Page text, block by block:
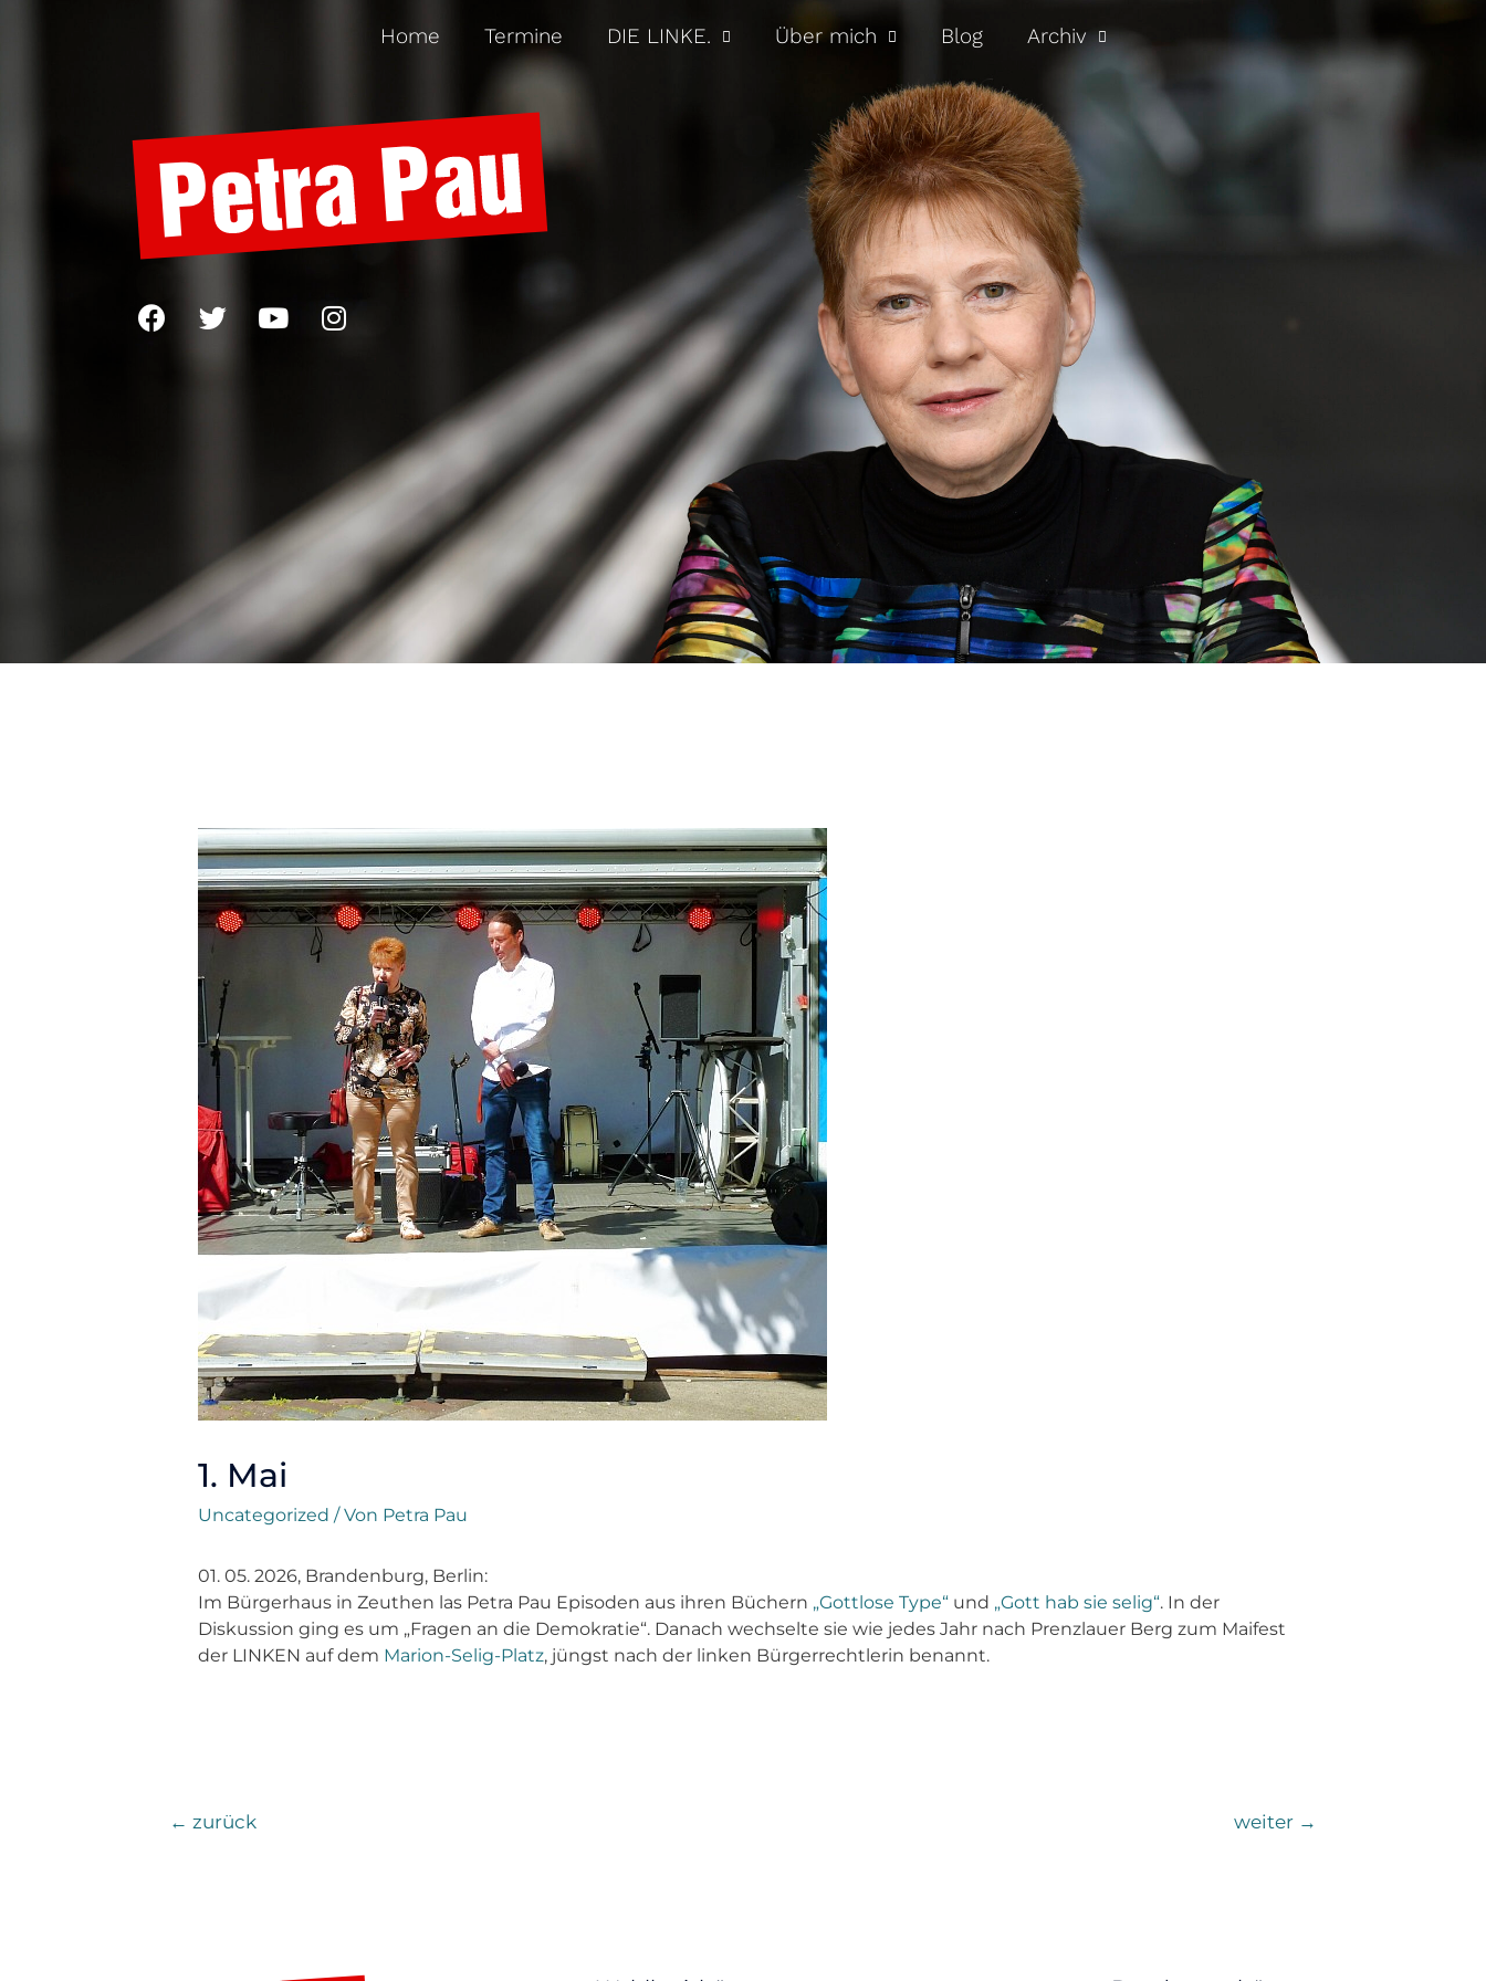
Home Termine DIE LINKE. Über mich Blog Archiv
1. Mai
Uncategorized / Von Petra Pau
01. 05. 2026, Brandenburg, Berlin:
Im Bürgerhaus in Zeuthen las Petra Pau Episoden aus ihren Büchern „Gottlose Type“und „Gott hab sie selig“. In der
Diskussion ging es um „Fragen an die Demokratie“. Danach wechselte sie wie jedes Jahr nach Prenzlauer Berg zum Maifest
der LINKEN auf dem Marion-Selig-Platz, jüngst nach der linken Bürgerrechtlerin benannt.
← zurück weiter →